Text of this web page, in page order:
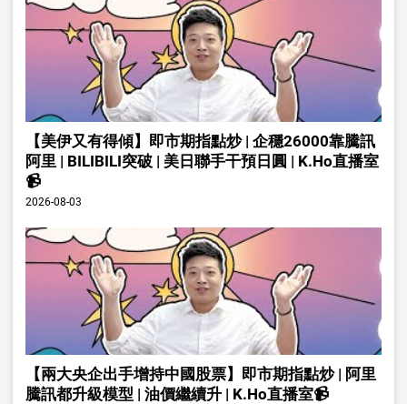
【美伊又有得傾】即市期指點炒 | 企穩26000靠騰訊
阿里 | BILIBILI突破 | 美日聯手干預日圓 | K.Ho直播室
📹
2026-08-03
【兩大央企出手增持中國股票】即市期指點炒 | 阿里
騰訊都升級模型 | 油價繼續升 | K.Ho直播室📹